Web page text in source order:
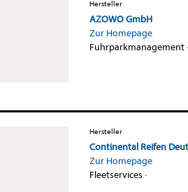
Hersteller
AZOWO GmbH
Zur Homepage
Fuhrparkmanagement·
Hersteller
Continental Reifen
Zur Homepage
Fleetservices ·